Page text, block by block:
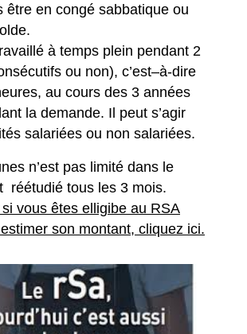
être en congé sabbatique ou
à temps plein pendant 2
ou non), c’est–à-dire
au cours des 3 années
la demande. Il peut s’agir
salariées ou non salariées.
n’est pas limité dans le
réétudié tous les 3 mois.
vous êtes elligibe au RSA
son montant, cliquez ici.